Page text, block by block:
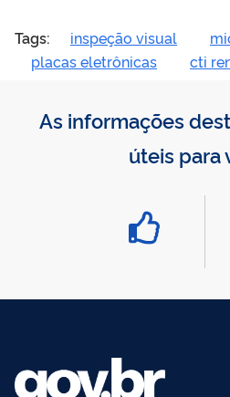
Tags: inspeção visual
placas eletrônicas
cti
As informações
úteis para